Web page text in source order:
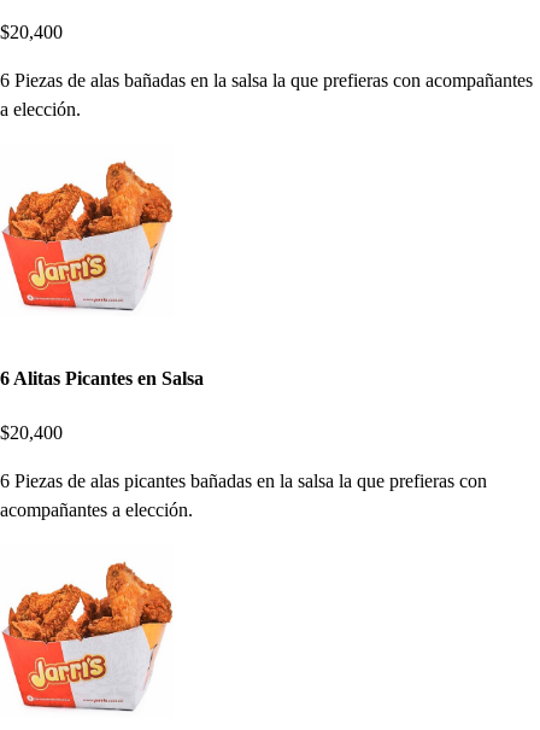
$20,400
6 Piezas de alas bañadas en la salsa la que prefieras con acompañantes
a elección.
6 Alitas Picantes en Salsa
$20,400
6 Piezas de alas picantes bañadas en la salsa la que prefieras con
acompañantes a elección.